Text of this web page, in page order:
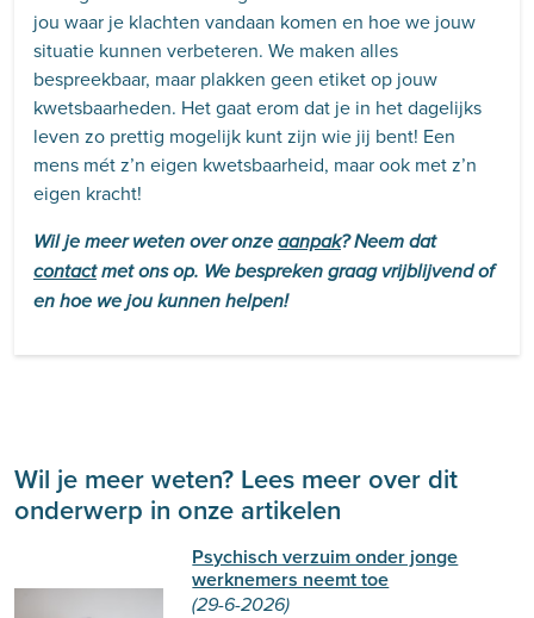
jou waar je klachten vandaan komen en hoe we jouw
situatie kunnen verbeteren. We maken alles
bespreekbaar, maar plakken geen etiket op jouw
kwetsbaarheden. Het gaat erom dat je in het dagelijks
leven zo prettig mogelijk kunt zijn wie jij bent! Een
mens mét z’n eigen kwetsbaarheid, maar ook met z’n
eigen kracht!
Wil je meer weten over onze aanpak? Neem dat
contactmet ons op. We bespreken graag vrijblijvend of
en hoe we jou kunnen helpen!
Wil je meer weten? Lees meer over dit
onderwerp in onze artikelen
Psychisch verzuim onder jonge
werknemers neemt toe
(29-6-2026)